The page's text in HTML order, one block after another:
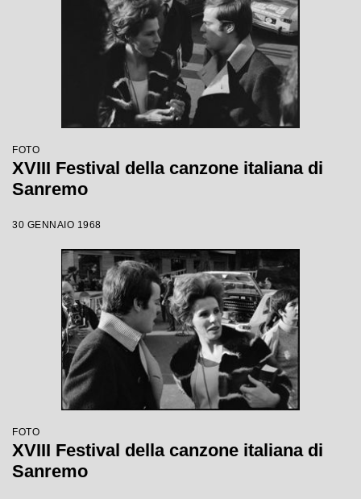
FOTO
XVIII Festival della canzone italiana di
Sanremo
30 GENNAIO 1968
FOTO
XVIII Festival della canzone italiana di
Sanremo